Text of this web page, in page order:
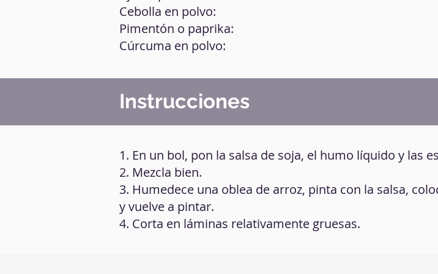
Cebolla en polvo:
Pimentón o paprika:
Cúrcuma en polvo:
Instrucciones
1. En un bol, pon la salsa de soja, el humo líquido y las
2. Mezcla bien.
3. Humedece una oblea de arroz, pinta con la salsa,
y vuelve a pintar.
4. Corta en láminas relativamente gruesas.